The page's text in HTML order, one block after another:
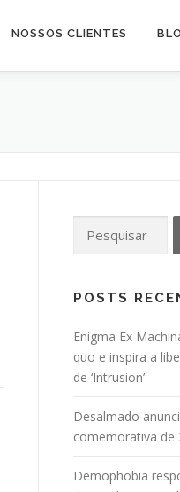
NOSSOS CLIENTES
por:
POSTS
Enigma Ex
quo e inspira a
de ‘Intrusion’
Desalmado
comemorativa de
Demophobia